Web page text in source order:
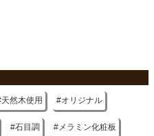
天然木使用 オリジナル
石目調 メラミン化粧板